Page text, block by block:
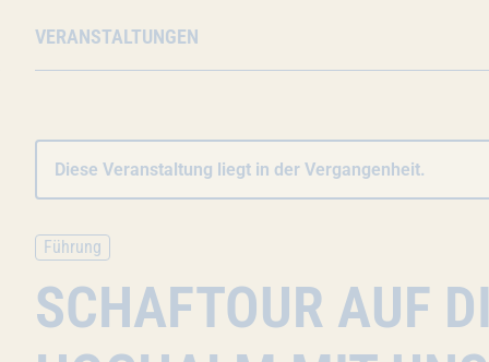
VERANSTALTUNGEN
Diese Veranstaltung liegt in der Vergangenheit.
Führung
SCHAFTOUR AUF